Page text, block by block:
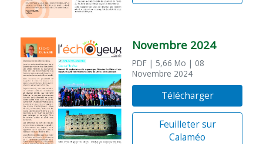
Novembre 2024
PDF | 5,66 Mo | 08
Novembre 2024
Télécharger
Feuilleter sur
Calaméo